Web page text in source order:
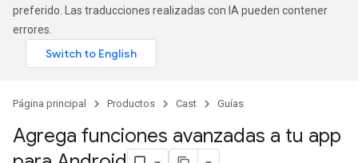
preferido. Las traducciones realizadas con IA pueden contener
errores.
Página principal Productos Cast Guías
Agrega funciones avanzadas a tu app